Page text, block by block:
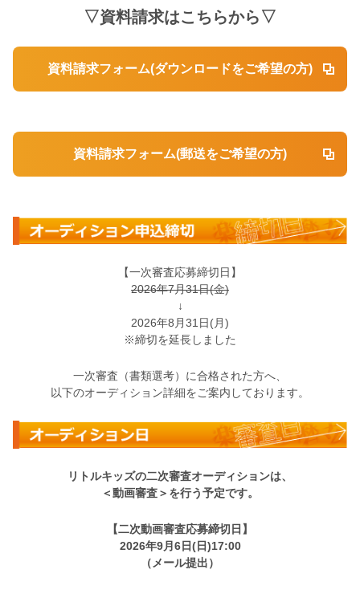
▽資料請求はこちらから▽
資料請求フォーム(ダウンロードをご希望の方)
資料請求フォーム(郵送をご希望の方)
【一次審査応募締切日】
2026年7月31日(金)
↓
2026年8月31日(月)
※締切を延長しました
一次審査（書類選考）に合格された方へ、
以下のオーディション詳細をご案内しております。
リトルキッズの二次審査オーディションは、
＜動画審査＞を行う予定です。
【二次動画審査応募締切日】
2026年9月6日(日)17:00
（メール提出）